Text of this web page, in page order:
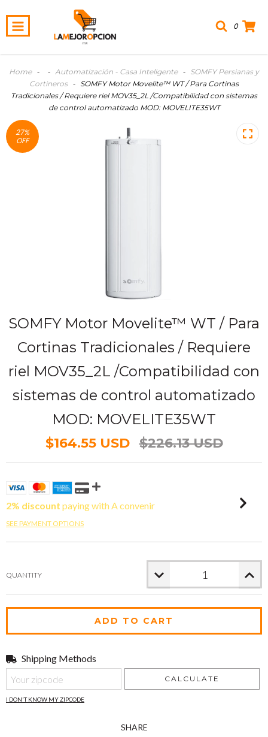
0
Home - - Automatización - Casa Inteligente - SOMFY Persianas y
Cortineros - SOMFY Motor Movelite™ WT / Para Cortinas
Tradicionales / Requiere riel MOV35_2L /Compatibilidad con sistemas
de control automatizado MOD: MOVELITE35WT
27%
OFF
SOMFY Motor Movelite™ WT / Para
Cortinas Tradicionales / Requiere
riel MOV35_2L /Compatibilidad con
sistemas de control automatizado
MOD: MOVELITE35WT
$164.55 USD $226.13 USD
2% discount paying with A convenir
SEE PAYMENT OPTIONS
QUANTITY
Shipping for zipcode:
Shipping Methods
CALCULATE
I DON'T KNOW MY ZIPCODE
SHARE